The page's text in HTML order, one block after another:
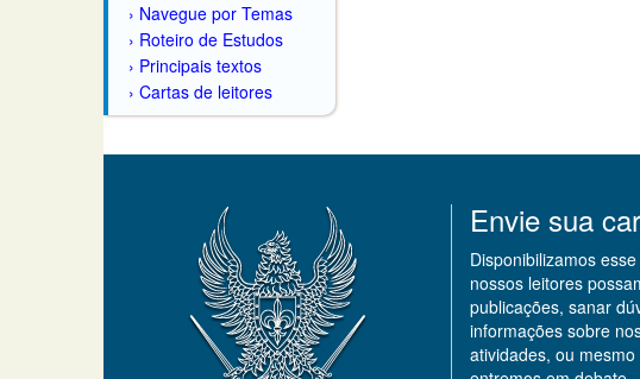
Navegue por Temas
Roteiro de Estudos
Principais textos
Cartas de leitores
Envie sua
Disponibilizamos
nossos leitores
publicações, sanar
informações sobre
atividades, ou